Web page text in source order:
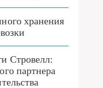
хранения
Стровелл:
партнера